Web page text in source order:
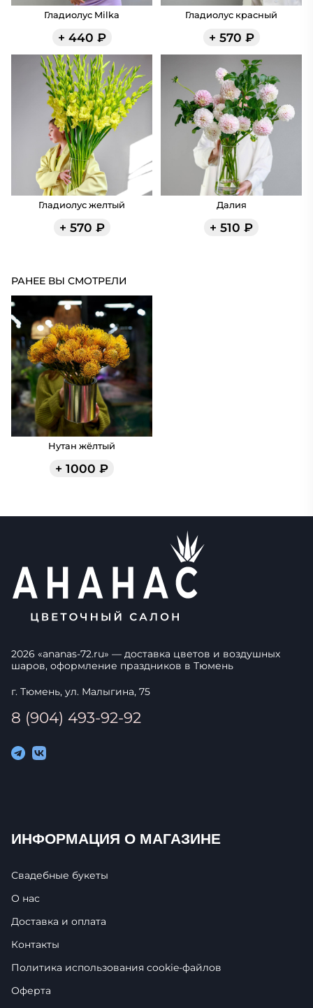
Гладиолус Milka
+ 440 ₽
Гладиолус красный
+ 570 ₽
Гладиолус желтый
+ 570 ₽
Далия
+ 510 ₽
РАНЕЕ ВЫ СМОТРЕЛИ
Нутан жёлтый
+ 1000 ₽
2026 «ananas-72.ru» — доставка цветов и воздушных
шаров, оформление праздников в Тюмень
г. Тюмень, ул. Малыгина, 75
8 (904) 493-92-92
ИНФОРМАЦИЯ О МАГАЗИНЕ
Свадебные букеты
О нас
Доставка и оплата
Контакты
Политика использования cookie-фaйлoв
Оферта